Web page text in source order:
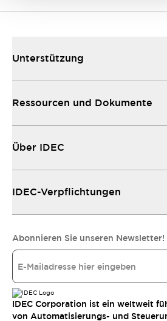
Unterstützung
Ressourcen und Dokumente
Über IDEC
IDEC-Verpflichtungen
Abonnieren Sie unseren Newsletter!
IDEC Corporation ist ein weltweit
von Automatisierungs- und